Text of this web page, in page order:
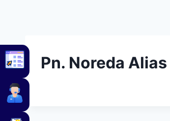
Pn. Noreda Alias